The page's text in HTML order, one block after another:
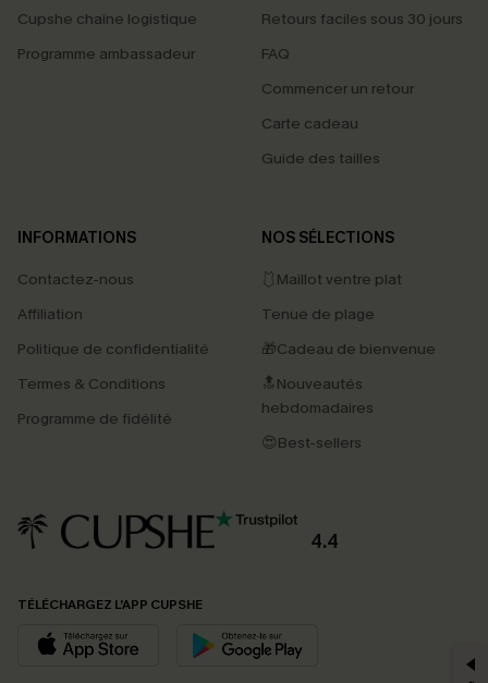
Cupshe chaîne logistique
Programme ambassadeur
Retours faciles sous 30 jours
FAQ
Commencer un retour
Carte cadeau
Guide des tailles
INFORMATIONS
Contactez-nous
Affiliation
Politique de confidentialité
Termes & Conditions
Programme de fidélité
NOS SÉLECTIONS
🩱Maillot ventre plat
Tenue de plage
🎁Cadeau de bienvenue
🔝Nouveautés
hebdomadaires
😍Best-sellers
4.4
TÉLÉCHARGEZ L’APP CUPSHE
PROFITEZ DE -15%
-15% dès 2 Achetés par E-mail